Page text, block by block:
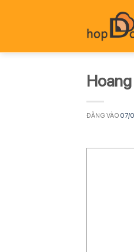
dung
ĐĂNG VÀO07/